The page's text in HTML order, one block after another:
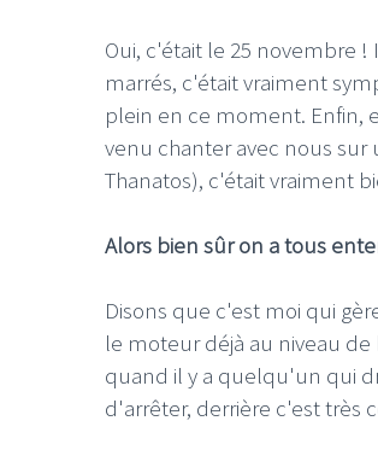
Oui, c'était le 25 novembre
marrés, c'était vraiment
plein en ce moment. Enfin,
venu chanter avec nous
Thanatos), c'était vraiment
Alors bien sûr on a tous
Disons que c'est moi qui
le moteur déjà au niveau
quand il y a quelqu'un qui
d'arrêter, derrière c'est très